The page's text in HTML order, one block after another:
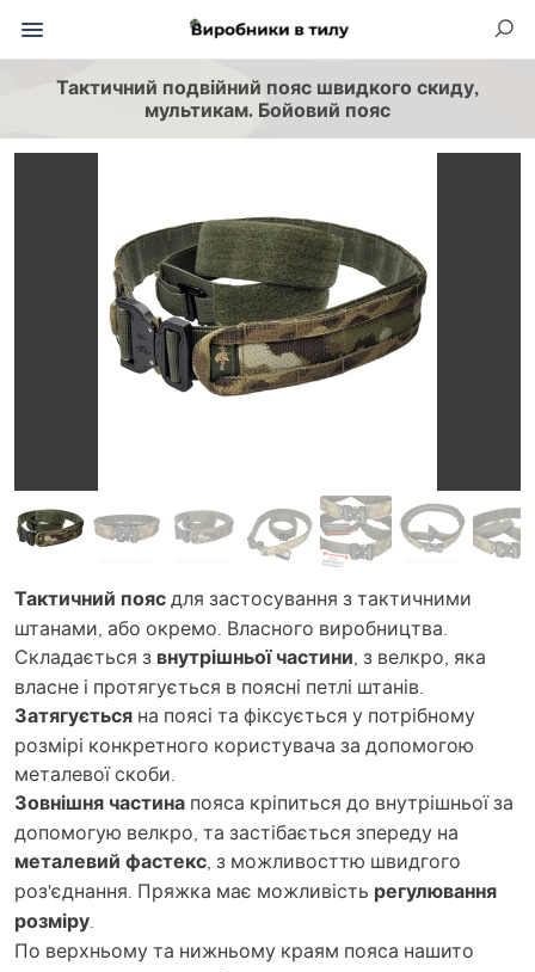
Тактичний подвійний пояс швидкого скиду,
мультикам. Бойовий пояс
Тактичний поясдля застосування з тактичними
штанами, або окремо. Власного виробництва.
Складається з внутрішньої частини, з велкро, яка
власне і протягується в поясні петлі штанів.
Затягується на поясі та фіксується у потрібному
розмірі конкретного користувача за допомогою
металевої скоби.
Зовнішня частина пояса кріпиться до внутрішньої за
допомогую велкро, та застібається зпереду на
металевий фастекс, з можливосттю швидгого
роз'єднання. Пряжка має можливість регулювання
розміру.
По верхньому та нижньому краям пояса нашито